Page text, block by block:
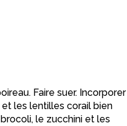
Faire suer. Incorporer
les lentilles corail bien
le zucchini et les